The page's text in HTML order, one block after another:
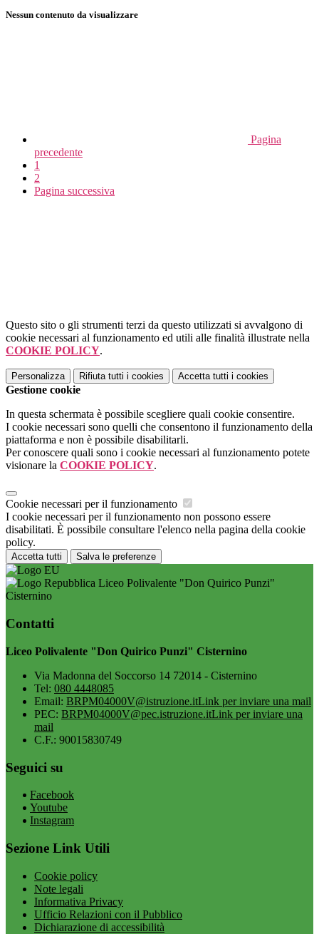
Nessun contenuto da visualizzare
Pagina
precedente
1
2
Pagina successiva
Questo sito o gli strumenti terzi da questo utilizzati si avvalgono di
cookie necessari al funzionamento ed utili alle finalità illustrate nella
COOKIE POLICY.
Personalizza Rifiuta tutti i cookies Accetta tutti i cookies
Gestione cookie
In questa schermata è possibile scegliere quali cookie consentire.
I cookie necessari sono quelli che consentono il funzionamento della
piattaforma e non è possibile disabilitarli.
Per conoscere quali sono i cookie necessari al funzionamento potete
visionare la COOKIE POLICY.
Cookie necessari per il funzionamento
I cookie necessari per il funzionamento non possono essere
disabilitati. È possibile consultare l'elenco nella pagina della cookie
policy.
Accetta tutti Salva le preferenze
Liceo Polivalente "Don Quirico Punzi"
Cisternino
Contatti
Liceo Polivalente "Don Quirico Punzi" Cisternino
Via Madonna del Soccorso 14 72014 - Cisternino
Tel: 080 4448085
Email: BRPM04000V@istruzione.itLink per inviare una mail
PEC: BRPM04000V@pec.istruzione.itLink per inviare una
mail
C.F.: 90015830749
Seguici su
Facebook
Youtube
Instagram
Sezione Link Utili
Cookie policy
Note legali
Informativa Privacy
Ufficio Relazioni con il Pubblico
Dichiarazione di accessibilità